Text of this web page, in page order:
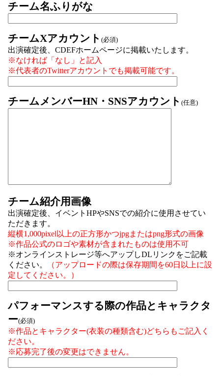
チーム名ふりがな
チームXアカウント (必須)
出演確定後、CDEFホームページに掲載いたします。
※なければ「なし」と記入
※代表者のTwitterアカウントでも掲載可能です。
チームメンバーHN・SNSアカウント (任意)
チーム紹介用画像
出演確定後、イベントHPやSNSでの紹介に使用させてい
ただきます。
縦横1,000pixel以上の正方形かつjpgまたはpng形式の画像
※作品公式のロゴや素材が含まれたものは使用不可
※オンラインストレージ等へアップしDLリンクをご記載
ください。
（アップロードの際は保存期間を60日以上に設
定してください。）
パフォーマンスする際の作品とキャラクタ
ー(必須)
※作品とキャラクター(衣装の種類含む)どちらもご記入く
ださい。
※応募完了後の変更はできません。